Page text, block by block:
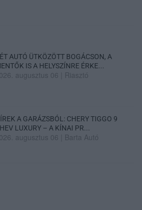
AUTÓ ÜTKÖZÖTT BOGÁCSON, A
IS A HELYSZÍNRE ÉRKE...
augusztus 06 Riasztó
A GARÁZSBÓL: CHERY TIGGO 9
LUXURY – A KÍNAI PR...
augusztus 06 Barta Autó